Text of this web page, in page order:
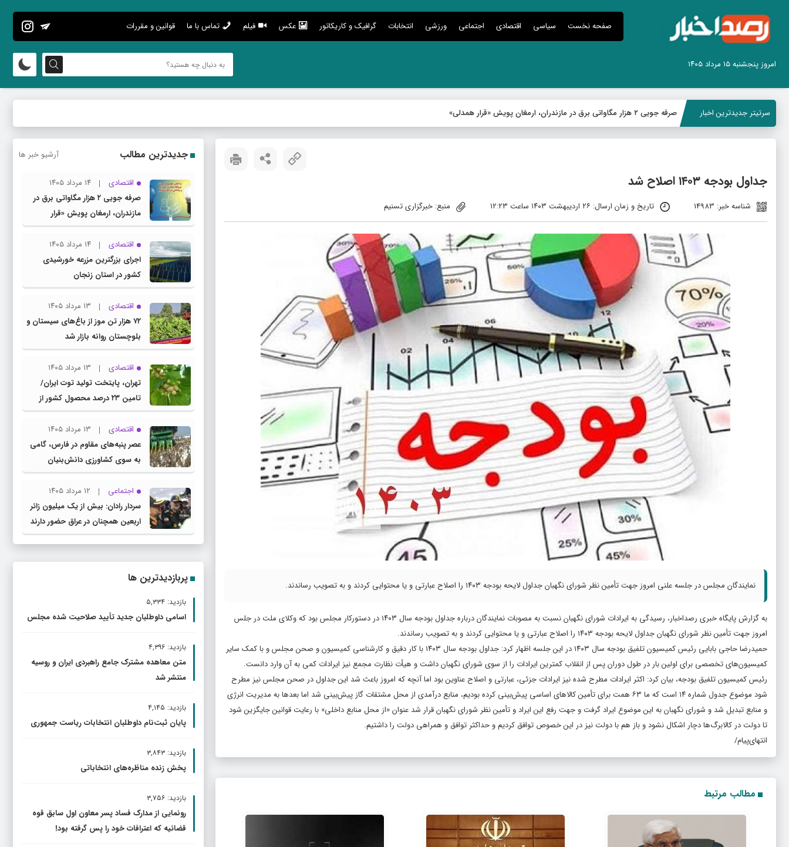
صفحه نخست سیاسی اقتصادی اجتماعی ورزشی انتخابات گرافیک و کاریکاتور عکس فیلم تماس با ما قوانین و مقررات
امروز پنجشنبه ۱۵ مرداد ۱۴۰۵
سرتیتر جدیدترین اخبار صرفه جویی ۲ هزار مگاواتی برق در مازندران، ارمغان پویش «قرار همدلی»
جداول بودجه ۱۴۰۳ اصلاح شد
شناسه خبر: 14983 تاریخ و زمان ارسال: ۲۶ اردیبهشت ۱۴۰۳ ساعت ۱۲:۲۳ منبع: خبرگزاری تسنیم
نمایندگان مجلس در جلسه علنی امروز جهت تأمین نظر شورای نگهبان جداول لایحه بودجه ۱۴۰۳ را اصلاح عبارتی و یا محتوایی کردند و به تصویب رساندند.
به گزارش پایگاه خبری رصداخبار، رسیدگی به ایرادات شورای نگهبان نسبت به مصوبات نمایندگان درباره جداول بودجه سال ۱۴۰۳ در دستورکار مجلس بود که وکلای ملت در جلس
امروز جهت تأمین نظر شورای نگهبان جداول لایحه بودجه ۱۴۰۳ را اصلاح عبارتی و یا محتوایی کردند و به تصویب رساندند.
حمیدرضا حاجی بابایی رئیس کمیسیون تلفیق بودجه سال ۱۴۰۳ در این جلسه اظهار کرد: جداول بودجه سال ۱۴۰۳ با کار دقیق و کارشناسی کمیسیون و صحن مجلس و با کمک سایر
کمیسیون‌های تخصصی برای اولین بار در طول دوران پس از انقلاب کمترین ایرادات را از سوی شورای نگهبان داشت و هیأت نظارت مجمع نیز ایرادات کمی به آن وارد دانست.
رئیس کمیسیون تلفیق بودجه، بیان کرد: اکثر ایرادات مطرح شده نیز ایرادات جزئی، عبارتی و اصلاح عناوین بود اما آنچه که امروز باعث شد این جداول در صحن مجلس نیز مطرح
شود موضوع جدول شماره ۱۴ است که ما ۶۳ همت برای تأمین کالاهای اساسی پیش‌بینی کرده بودیم، منابع درآمدی از محل مشتقات گاز پیش‌بینی شد اما بعدها به مدیریت انرژی
و منابع تبدیل شد و شورای نگهبان به این موضوع ایراد گرفت و جهت رفع این ایراد و تأمین نظر شورای نگهبان قرار شد عنوان «از محل منابع داخلی» با رعایت قوانین جایگزین شود
تا دولت در کالابرگ‌ها دچار اشکال نشود و باز هم با دولت نیز در این خصوص توافق کردیم و حداکثر توافق و همراهی دولت را داشتیم.
انتهای‌پیام/
مطالب مرتبط
جدیدترین مطالب آرشیو خبر ها
اقتصادی
۱۴ مرداد ۱۴۰۵
صرفه جویی ۲ هزار مگاواتی برق در
مازندران، ارمغان پویش «قرار
همدلی»
اقتصادی
۱۴ مرداد ۱۴۰۵
اجرای بزرگترین مزرعه خورشیدی
کشور در استان زنجان
اقتصادی
۱۳ مرداد ۱۴۰۵
۷۲ هزار تن موز از باغ‌های سیستان و
بلوچستان روانه بازار شد
اقتصادی
۱۳ مرداد ۱۴۰۵
تهران، پایتخت تولید توت ایران/
تامین ۲۳ درصد محصول کشور از
باغات استان
اقتصادی
۱۳ مرداد ۱۴۰۵
عصر پنبه‌های مقاوم در فارس، گامی
به سوی کشاورزی دانش‌بنیان
اجتماعی
۱۲ مرداد ۱۴۰۵
سردار رادان: بیش از یک میلیون زائر
اربعین همچنان در عراق حضور دارند
پربازدیدترین ها
بازدید: ۵,۳۳۴
اسامی داوطلبان جدید تأیید صلاحیت شده مجلس
بازدید: ۴,۳۹۶
متن معاهده مشترک جامع راهبردی ایران و روسیه
منتشر شد
بازدید: ۴,۱۴۵
پایان ثبت‌نام داوطلبان انتخابات ریاست جمهوری
بازدید: ۳,۸۴۳
پخش زنده مناظره‌های انتخاباتی
بازدید: ۳,۷۵۶
رونمایی از مدارک فساد پسر معاون اول سابق قوه
قضائیه که اعترافات خود را پس گرفته بود!